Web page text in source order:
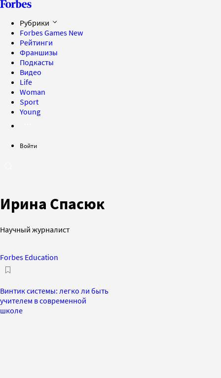
Рубрики
Forbes Games New
Рейтинги
Франшизы
Подкасты
Видео
Life
Woman
Sport
Young
Войти
Ирина Спасюк
Научный журналист
Forbes Education
Винтик системы: легко ли быть
учителем в современной
школе